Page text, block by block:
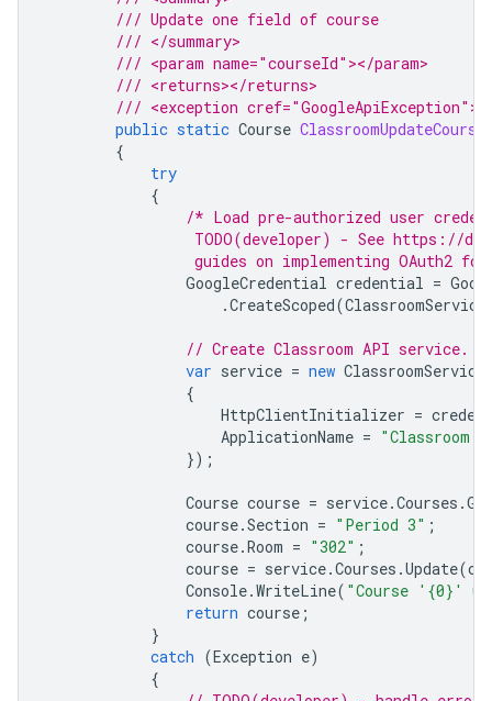
/// Update one field of course
/// </summary>
/// <param name="courseId"></param>
/// <returns></returns>
/// <exception
public static Course ClassroomUpdateCourse
{
try
{
/* Load pre-authorized user
TODO(developer) - See https://
guides on implementing OAuth2
GoogleCredential credential =
.CreateScoped(ClassroomService
// Create Classroom API service.
var service = new ClassroomService
{
HttpClientInitializer =
ApplicationName = "Classroom
});
Course course = service.Courses .
course.Section = "Period 3" ;
course.Room = "302" ;
course = service.Courses .Update(
Console.WriteLine( "Course '{0}'
return course ;
}
catch (Exception e)
{